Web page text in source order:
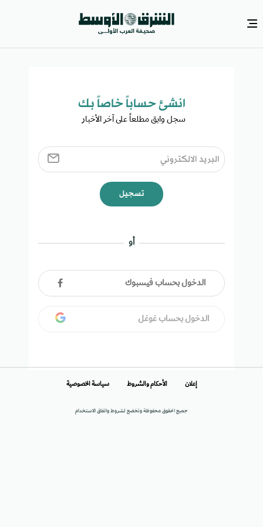
انشئ حساباً خاصاً بك​
سجل وابق مطلعاً على آخر الأخبار ​
تسجيل
أو
الدخول بحساب فيسبوك
الدخول بحساب غوغل
جميع الحقوق محفوظة وتخضع لشروط واتفاق الاستخدام
إعلان الأحكام والشروط سياسة الخصوصية